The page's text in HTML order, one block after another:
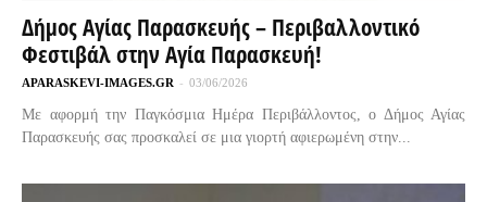
Δήμος Αγίας Παρασκευής – Περιβαλλοντικό
Φεστιβάλ στην Αγία Παρασκευή!
APARASKEVI-IMAGES.GR - 03/06/2026
Με αφορμή την Παγκόσμια Ημέρα Περιβάλλοντος, ο Δήμος Αγίας
Παρασκευής σας προσκαλεί σε μια γιορτή αφιερωμένη στην...